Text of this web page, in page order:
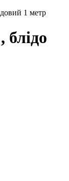
1 метр
блідо